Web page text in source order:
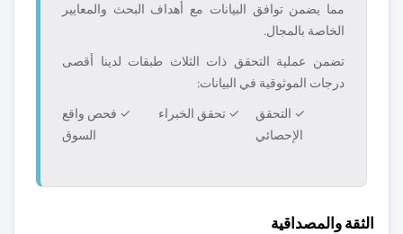
مما يضمن توافق البيانات مع أهداف البحث والمعايير
الخاصة بالمجال.
تضمن عملية التحقق ذات الثلاث طبقات لدينا أقصى
درجات الموثوقية في البيانات:
✓ التحقق
الإحصائي
✓ تحقق الخبراء
✓ فحص واقع
السوق
الثقة والمصداقية